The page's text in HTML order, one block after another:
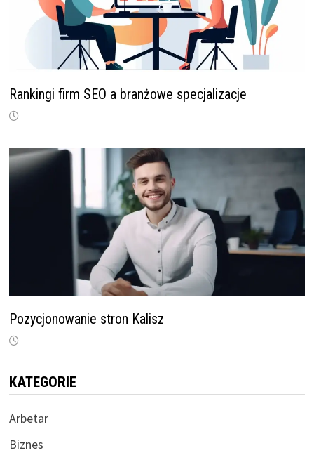
Rankingi firm SEO a branżowe specjalizacje
Pozycjonowanie stron Kalisz
KATEGORIE
Arbetar
Biznes